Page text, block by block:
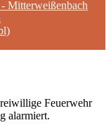
Mitterweißenbach
Feuerwehr
alarmiert.